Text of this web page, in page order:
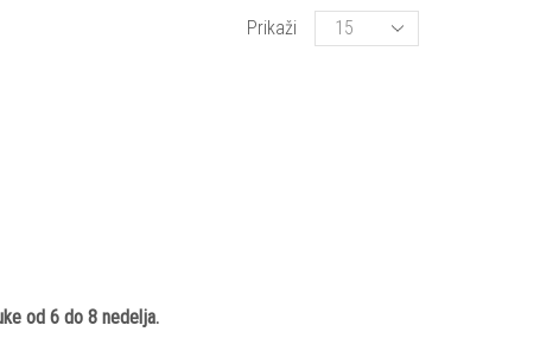
Prikaži
Products
per
od 6 do 8 nedelja.